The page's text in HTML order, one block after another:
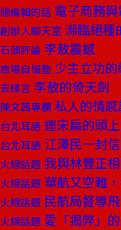
總編輯的話 電子商務
創辦人聊天室 瀕臨絕種
石頭評論 李敖震撼
商場自慢塾 少主立功
去梯言 李敖的倚天劍
陳文茜專欄 私人的情
台北耳語 連宋扁的頭
台北耳語 江澤民一封
火線話題 我與林豐正
火線話題 華航又空難
火線話題 民航局督導
火線話題 愛「揭弊」